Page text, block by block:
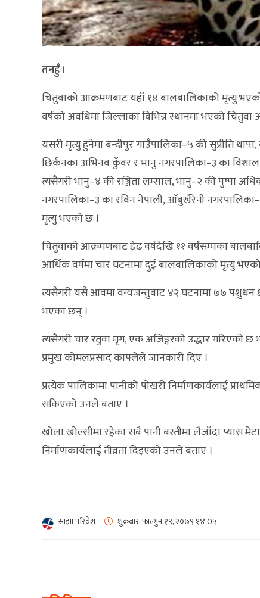
तनहुँ ।
चितुवाको आक्रमणबाट यहाँ १४ बालबालिकाको मृत्यु
वर्षको अवधिमा जिल्लाका विभिन्न स्थानमा भएको
यसरी मृत्यु हुनेमा बन्दीपुर गाउँपालिका–५ की सुप्रीति
छिर्कनका अभिनव कुँवर र भानु नगरपालिका–३ का विशाल
त्यसैगरी भानु–४ की रञ्जिता लम्साल, भानु–२ की पुष्पा
नगरपालिका–३ का रविन नेपाली, आँबुखैरेनी
मृत्यु भएको छ ।
चितुवाको आक्रमणबाट डेढ वर्षदेखि ११ वर्षसम्मका
आर्थिक वर्षमा चार घटनामा दुई बालबालिकाको मृत्यु
त्यसैगरी यसै आवमा वन्यजन्तुबाट ४२ घटनामा ७७ पशुधन
भएका छन् ।
त्यसैगरी चार रतुवा मृग, एक अजिङ्गरको उद्धार गरिएको
प्रमुख कोमलप्रसाद काफ्लेले जानकारी दिए ।
प्रत्येक पालिकामा पानीको पोखरी निर्माणकार्यलाई
सकिएको उनले बताए ।
खोला खोल्सीमा रहेका सबै पानी बस्तीमा लैजाँदा प्यास
निर्माणकार्यलाई तीव्रता दिइएको उनले बताए ।
साझा परिवेश शुक्रबार, फाल्गुन १९, २०७९ १४:0५